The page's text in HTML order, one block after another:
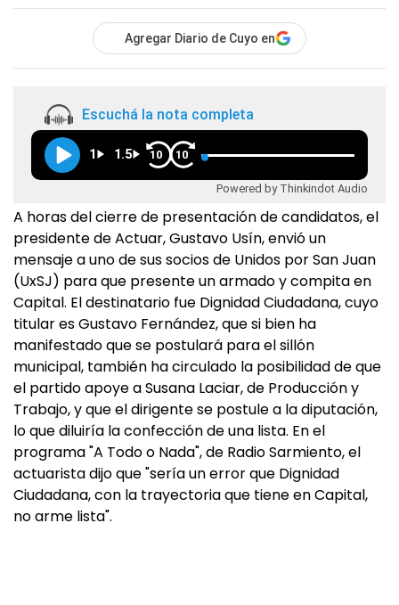
Agregar Diario de Cuyo en
Escuchá la nota completa
1 1.5 10 10
Powered by Thinkindot Audio
A horas del cierre de presentación de candidatos, el
presidente de Actuar, Gustavo Usín, envió un
mensaje a uno de sus socios de Unidos por San Juan
(UxSJ) para que presente un armado y compita en
Capital. El destinatario fue Dignidad Ciudadana, cuyo
titular es Gustavo Fernández, que si bien ha
manifestado que se postulará para el sillón
municipal, también ha circulado la posibilidad de que
el partido apoye a Susana Laciar, de Producción y
Trabajo, y que el dirigente se postule a la diputación,
lo que diluiría la confección de una lista. En el
programa "A Todo o Nada", de Radio Sarmiento, el
actuarista dijo que "sería un error que Dignidad
Ciudadana, con la trayectoria que tiene en Capital,
no arme lista".